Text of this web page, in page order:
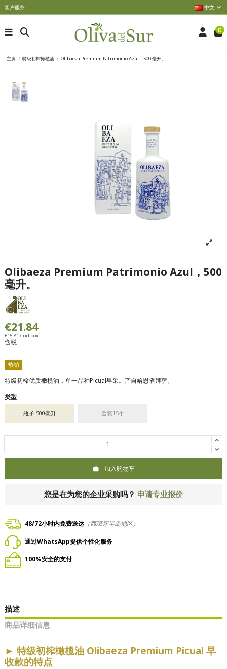
客户服务 中文
0
主页 特级初榨橄榄油 Olibaeza Premium Patrimonio Azul，500 毫升。
Olibaeza Premium Patrimonio Azul，500
毫升。
€21.84
€15.81 / ud box
含税
热销
特级初榨优质橄榄油，单一品种Picual早采。产自哈恩省拜萨。
类型
瓶子 500毫升 盒装15个
加入购物车
您是在为您的企业采购吗？ 申请专业报价
48/72小时内免费送达 （西班牙半岛地区）
通过WhatsApp提供个性化服务
100%安全的支付
描述
商品详细信息
► 特级初榨橄榄油 Olibaeza Premium Picual 早
收款的特点